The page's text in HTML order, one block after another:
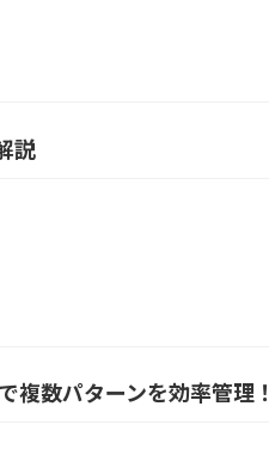
説
複数パターンを効率管理！